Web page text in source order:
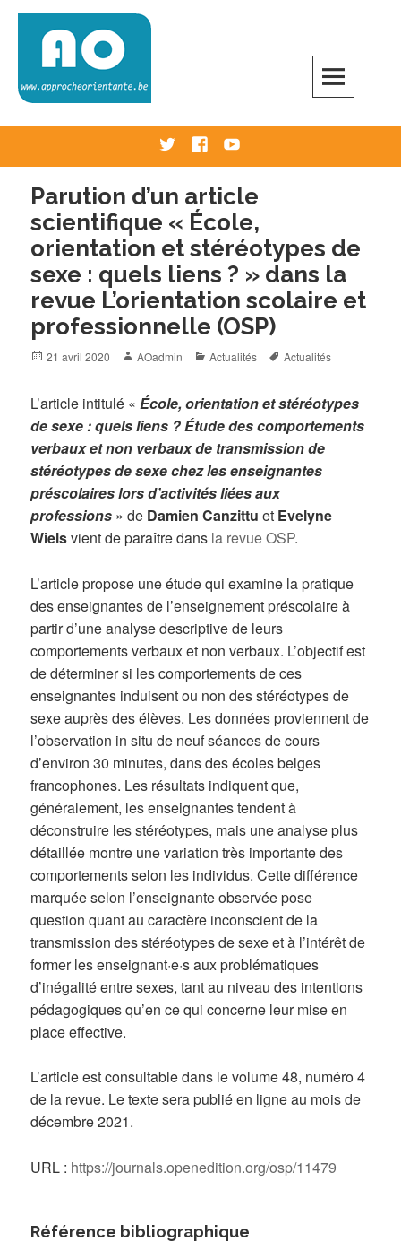
Skip
TwitterFacebookYoutube
Parution d’un article
scientifique « École,
orientation et stéréotypes de
sexe : quels liens ? » dans la
revue L’orientation scolaire et
professionnelle (OSP)
Posted
21 avril 2020 Author
AOadmin Categories
Actualités Tags
Actualités
L’article intitulé «École, orientation et stéréotypes
de sexe : quels liens ? Étude des comportements
verbaux et non verbaux de transmission de
stéréotypes de sexe chez les enseignantes
préscolaires lors d’activités liées aux
professions » de Damien Canzittu et Evelyne
Wielsvient de paraître dans la revue OSP.
L’article propose une étude qui examine la pratique
des enseignantes de l’enseignement préscolaire à
partir d’une analyse descriptive de leurs
comportements verbaux et non verbaux. L’objectif est
de déterminer si les comportements de ces
enseignantes induisent ou non des stéréotypes de
sexe auprès des élèves. Les données proviennent de
l’observation in situ de neuf séances de cours
d’environ 30 minutes, dans des écoles belges
francophones. Les résultats indiquent que,
généralement, les enseignantes tendent à
déconstruire les stéréotypes, mais une analyse plus
détaillée montre une variation très importante des
comportements selon les individus. Cette différence
marquée selon l’enseignante observée pose
question quant au caractère inconscient de la
transmission des stéréotypes de sexe et à l’intérêt de
former les enseignant·e·s aux problématiques
d’inégalité entre sexes, tant au niveau des intentions
pédagogiques qu’en ce qui concerne leur mise en
place effective.
L’article est consultable dans le volume 48, numéro 4
de la revue. Le texte sera publié en ligne au mois de
décembre 2021.
URL : https://journals.openedition.org/osp/11479
Référence bibliographique